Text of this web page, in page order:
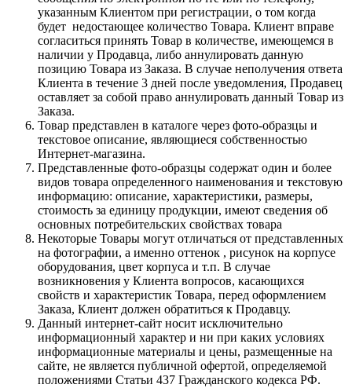
указанным Клиентом при регистрации, о том когда
будет недостающее количество Товара. Клиент вправе
согласиться принять Товар в количестве, имеющемся в
наличии у Продавца, либо аннулировать данную
позицию Товара из Заказа. В случае неполучения ответа
Клиента в течение 3 дней после уведомления, Продавец
оставляет за собой право аннулировать данный Товар из
Заказа.
Товар представлен в каталоге через фото-образцы и
текстовое описание, являющиеся собственностью
Интернет-магазина.
Представленные фото-образцы содержат один и более
видов товара определенного наименования и текстовую
информацию: описание, характеристики, размеры,
стоимость за единицу продукции, имеют сведения об
основных потребительских свойствах товара
Некоторые Товары могут отличаться от представленных
на фотографии, а именно оттенок , рисунок на корпусе
оборудования, цвет корпуса и т.п. В случае
возникновения у Клиента вопросов, касающихся
свойств и характеристик Товара, перед оформлением
Заказа, Клиент должен обратиться к Продавцу.
Данный интернет-сайт носит исключительно
информационный характер и ни при каких условиях
информационные материалы и цены, размещенные на
сайте, не является публичной офертой, определяемой
положениями Статьи 437 Гражданского кодекса РФ.